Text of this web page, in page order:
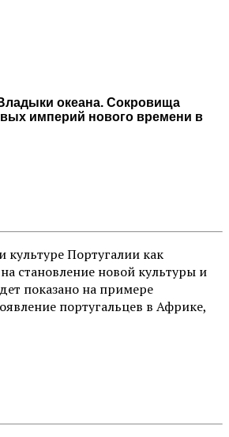
океана. Сокровища
империй нового времени в
Португалии как
становление новой культуры и
показано на примере
португальцев в Африке,